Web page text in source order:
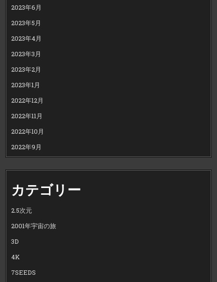
2023年6月
2023年5月
2023年4月
2023年3月
2023年2月
2023年1月
2022年12月
2022年11月
2022年10月
2022年9月
カテゴリー
2.5次元
2001年宇宙の旅
3D
4K
7SEEDS